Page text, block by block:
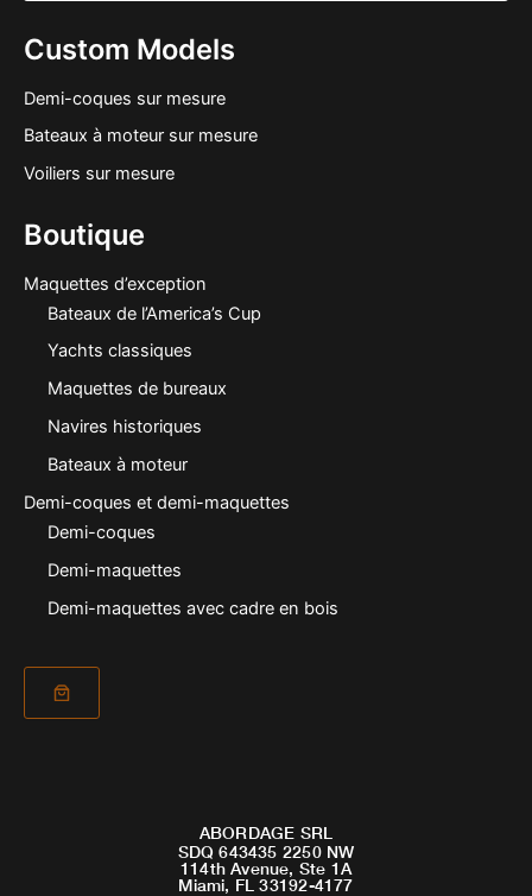
Custom Models
Demi-coques sur mesure
Bateaux à moteur sur mesure
Voiliers sur mesure
Boutique
Maquettes d’exception
Bateaux de l’America’s Cup
Yachts classiques
Maquettes de bureaux
Navires historiques
Bateaux à moteur
Demi-coques et demi-maquettes
Demi-coques
Demi-maquettes
Demi-maquettes avec cadre en bois
ABORDAGE SRL
SDQ 643435 2250 NW
114th Avenue, Ste 1A
Miami, FL 33192-4177